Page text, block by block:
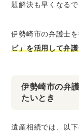
題解決も早くなるで
伊勢崎市の弁護士
ビ」を活用して弁
伊勢崎市の弁
たいとき
遺産相続では、以